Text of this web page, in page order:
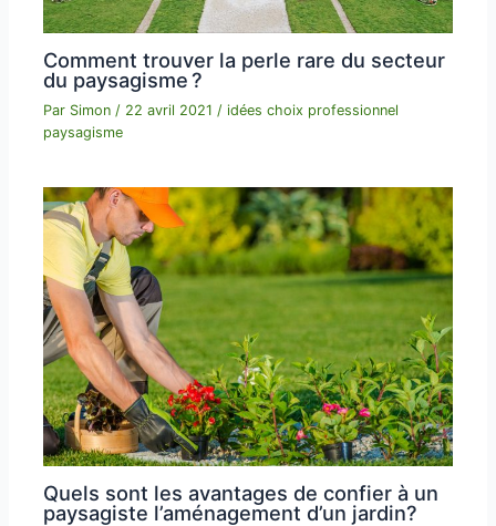
Comment trouver la perle rare du secteur
du paysagisme ?
Par Simon / 22 avril 2021 /idées choix professionnel
paysagisme
Quels sont les avantages de confier à un
paysagiste l’aménagement d’un jardin?